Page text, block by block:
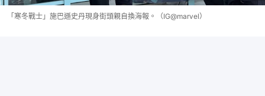
「寒冬戰士」施巴遜史丹現身街頭親自換海報。（IG@marvel）